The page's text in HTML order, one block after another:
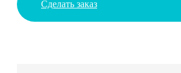
Сделать заказ